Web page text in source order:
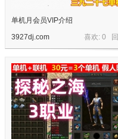
单机月会员VIP介绍
喜欢: 0
3927dj.com